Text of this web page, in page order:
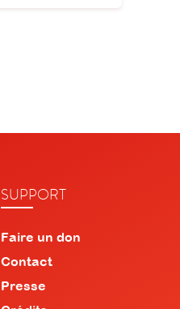
SUPPORT
Faire un don
Contact
Presse